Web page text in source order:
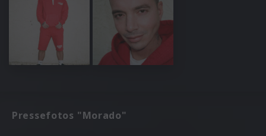
Pressefotos "Morado"